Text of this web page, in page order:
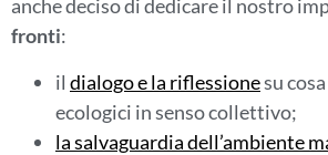
anche deciso di dedicare il nostro
fronti:
il dialogo e la riflessionesu
ecologici in senso collettivo;
la salvaguardia dell’ambiente